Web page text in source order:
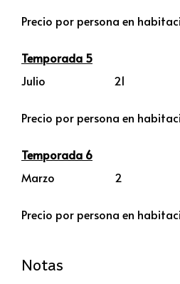
Precio por persona en
Temporada 5
Julio 21
Precio por persona en
Temporada 6
Marzo 2
Precio por persona en
Notas